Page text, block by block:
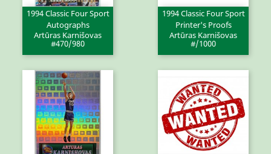
1994 Classic Four Sport
Autographs
Artūras Karnišovas
#470/980
1994 Classic Four Sport
Printer's Proofs
Artūras Karnišovas
#/1000